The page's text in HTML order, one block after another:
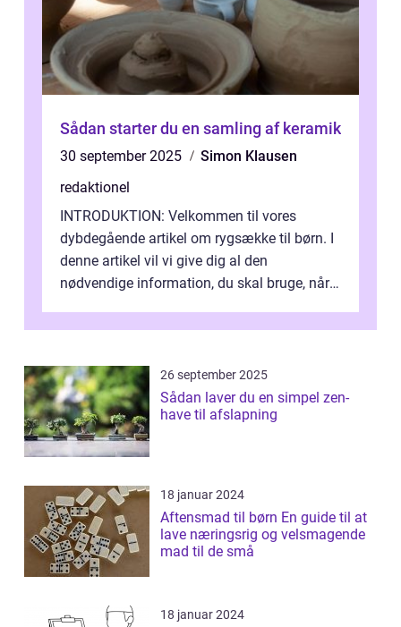
Sådan starter du en samling af keramik
30 september 2025
Simon Klausen
redaktionel
INTRODUKTION: Velkommen til vores
dybdegående artikel om rygsække til børn. I
denne artikel vil vi give dig al den
nødvendige information, du skal bruge, når
26 september 2025
Sådan laver du en simpel zen-
have til afslapning
18 januar 2024
Aftensmad til børn En guide til at
lave næringsrig og velsmagende
mad til de små
18 januar 2024